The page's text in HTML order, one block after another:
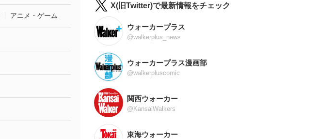
アニメ・ゲーム
X(旧Twitter)で最新情報をチェック
ウォーカープラス
@walkerplus_news
ウォーカープラス漫画部
@walkerpluscomic
関西ウォーカー
@KansaiWalkers
東海ウォーカー